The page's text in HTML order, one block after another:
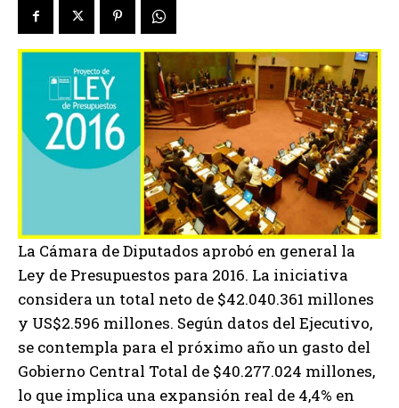
La Cámara de Diputados aprobó en general la
Ley de Presupuestos para 2016. La iniciativa
considera un total neto de $42.040.361 millones
y US$2.596 millones. Según datos del Ejecutivo,
se contempla para el próximo año un gasto del
Gobierno Central Total de $40.277.024 millones,
lo que implica una expansión real de 4,4% en